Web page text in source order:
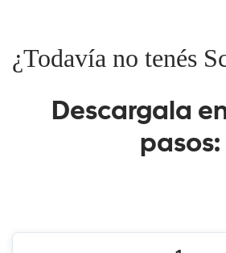
¿Todavía no tenés
Descargala
pasos: